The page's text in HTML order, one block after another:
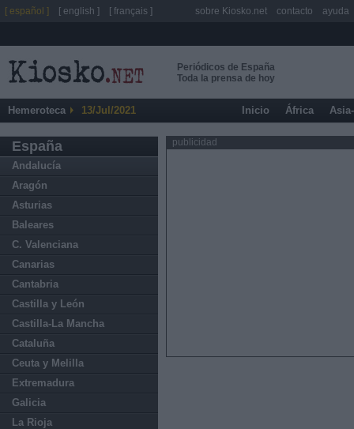
Periódicos de España
Toda la prensa de hoy
Hemeroteca 13/Jul/2021 Inicio África
España
Andalucía
Aragón
Asturias
Baleares
C. Valenciana
Canarias
Cantabria
Castilla y León
Castilla-La Mancha
Cataluña
Ceuta y Melilla
Extremadura
Galicia
La Rioja
publicidad
[ español ] [ english ] [ français ] sobre Kiosko.net contacto ayuda